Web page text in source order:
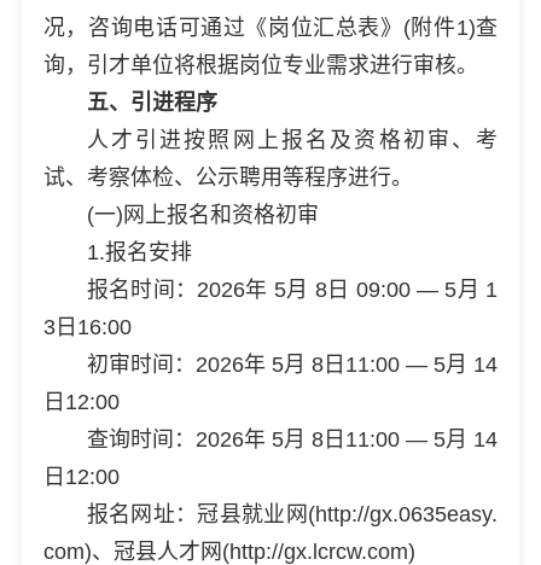
况，咨询电话可通过《岗位汇总表》(附件1)查
询，引才单位将根据岗位专业需求进行审核。
五、引进程序
人才引进按照网上报名及资格初审、考
试、考察体检、公示聘用等程序进行。
(一)网上报名和资格初审
1.报名安排
报名时间：2026年 5月 8日 09:00 — 5月 1
3日16:00
初审时间：2026年 5月 8日11:00 — 5月 14
日12:00
查询时间：2026年 5月 8日11:00 — 5月 14
日12:00
报名网址：冠县就业网(http://gx.0635easy.
com)、冠县人才网(http://gx.lcrcw.com)